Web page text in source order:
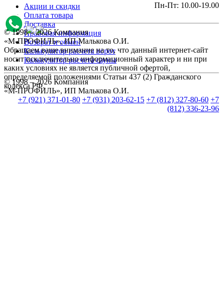
Акции и скидки
Оплата товара
Доставка
Правовая информация
Возврат и обмен
Калькулятор расчета ворот
Калькулятор расчета сауны
© 1998 – 2026 Компания
«М-ПРОФИЛЬ», ИП Малькова О.И.
+7 (921) 371-01-80 +7 (931) 203-62-15 +7 (812) 327-80-60 +7
(812) 336-23-96
Пн-Пт: 10.00-19.00
© 1998 – 2026 Компания
«М-ПРОФИЛЬ», ИП Малькова О.И.
Обращаем ваше внимание на то, что данный интернет-сайт
носит исключительно информационный характер и ни при
каких условиях не является публичной офертой,
определяемой положениями Статьи 437 (2) Гражданского
кодекса РФ.